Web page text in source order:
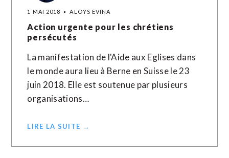
1 MAI 2018 ALOYS EVINA
Action urgente pour les chrétiens
persécutés
La manifestation de l'Aide aux Eglises dans
le monde aura lieu à Berne en Suisse le 23
juin 2018. Elle est soutenue par plusieurs
organisations…
LIRE LA SUITE →